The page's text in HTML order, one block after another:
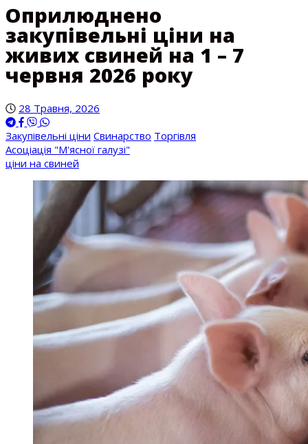
Оприлюднено
закупівельні ціни на
живих свиней на 1 – 7
червня 2026 року
28 Травня, 2026
Закупівельні ціни Свинарство Торгівля
Асоціація "М'ясної галузі"
ціни на свиней